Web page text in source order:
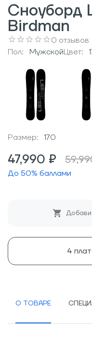
Сноуборд
Birdman
0 отзывов
Пол:
МужcкойЦвет:
Размер: 170
47,990 ₽
До 50% баллами
4
О ТОВАРЕ